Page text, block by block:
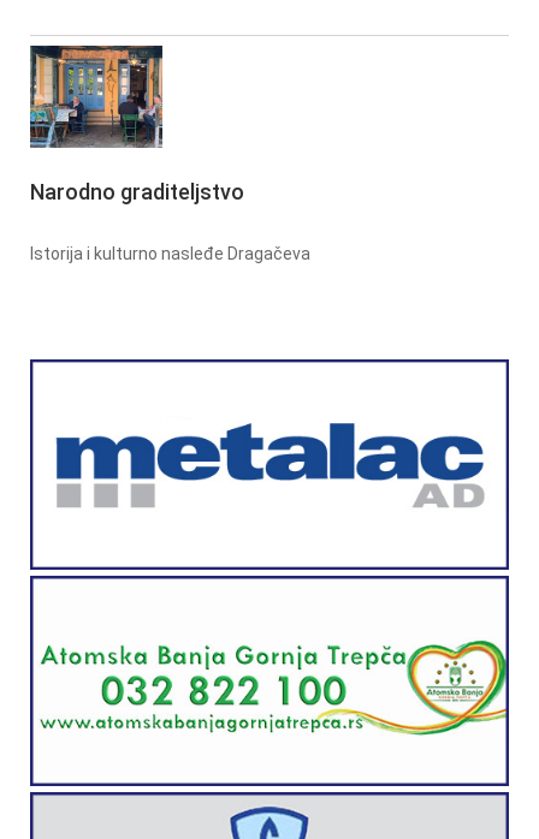
Narodno graditeljstvo
Istorija i kulturno nasleđe Dragačeva